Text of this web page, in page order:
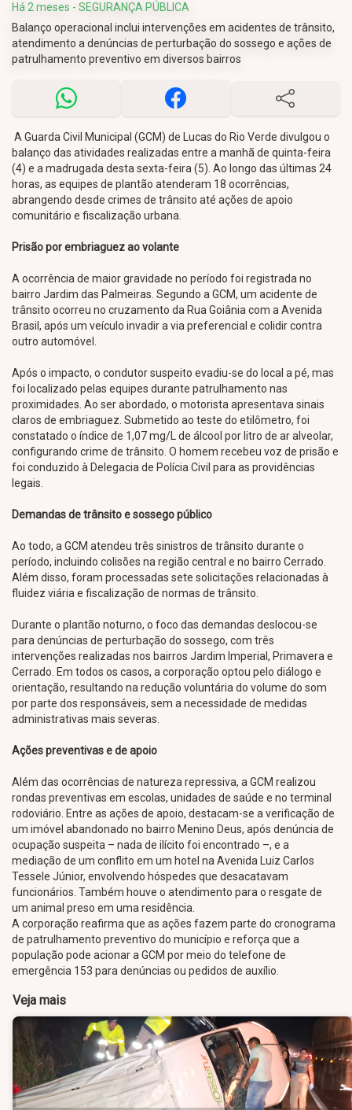
Há 2 meses - SEGURANÇA PÚBLICA
Balanço operacional inclui intervenções em acidentes de trânsito,
atendimento a denúncias de perturbação do sossego e ações de
patrulhamento preventivo em diversos bairros
A Guarda Civil Municipal (GCM) de Lucas do Rio Verde divulgou o
balanço das atividades realizadas entre a manhã de quinta-feira
(4) e a madrugada desta sexta-feira (5). Ao longo das últimas 24
horas, as equipes de plantão atenderam 18 ocorrências,
abrangendo desde crimes de trânsito até ações de apoio
comunitário e fiscalização urbana.
Prisão por embriaguez ao volante
A ocorrência de maior gravidade no período foi registrada no
bairro Jardim das Palmeiras. Segundo a GCM, um acidente de
trânsito ocorreu no cruzamento da Rua Goiânia com a Avenida
Brasil, após um veículo invadir a via preferencial e colidir contra
outro automóvel.
Após o impacto, o condutor suspeito evadiu-se do local a pé, mas
foi localizado pelas equipes durante patrulhamento nas
proximidades. Ao ser abordado, o motorista apresentava sinais
claros de embriaguez. Submetido ao teste do etilômetro, foi
constatado o índice de 1,07 mg/L de álcool por litro de ar alveolar,
configurando crime de trânsito. O homem recebeu voz de prisão e
foi conduzido à Delegacia de Polícia Civil para as providências
legais.
Demandas de trânsito e sossego público
Ao todo, a GCM atendeu três sinistros de trânsito durante o
período, incluindo colisões na região central e no bairro Cerrado.
Além disso, foram processadas sete solicitações relacionadas à
fluidez viária e fiscalização de normas de trânsito.
Durante o plantão noturno, o foco das demandas deslocou-se
para denúncias de perturbação do sossego, com três
intervenções realizadas nos bairros Jardim Imperial, Primavera e
Cerrado. Em todos os casos, a corporação optou pelo diálogo e
orientação, resultando na redução voluntária do volume do som
por parte dos responsáveis, sem a necessidade de medidas
administrativas mais severas.
Ações preventivas e de apoio
Além das ocorrências de natureza repressiva, a GCM realizou
rondas preventivas em escolas, unidades de saúde e no terminal
rodoviário. Entre as ações de apoio, destacam-se a verificação de
um imóvel abandonado no bairro Menino Deus, após denúncia de
ocupação suspeita – nada de ilícito foi encontrado –, e a
mediação de um conflito em um hotel na Avenida Luiz Carlos
Tessele Júnior, envolvendo hóspedes que desacatavam
funcionários. Também houve o atendimento para o resgate de
um animal preso em uma residência.
A corporação reafirma que as ações fazem parte do cronograma
de patrulhamento preventivo do município e reforça que a
população pode acionar a GCM por meio do telefone de
emergência 153 para denúncias ou pedidos de auxílio.
Veja mais